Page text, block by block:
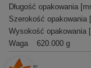
Długość opakowania
Szerokość opakowania
Wysokość opakowania
Waga
620.000 g